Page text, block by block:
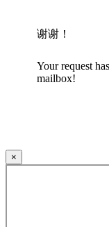
谢谢！
Your request
mailbox!
×